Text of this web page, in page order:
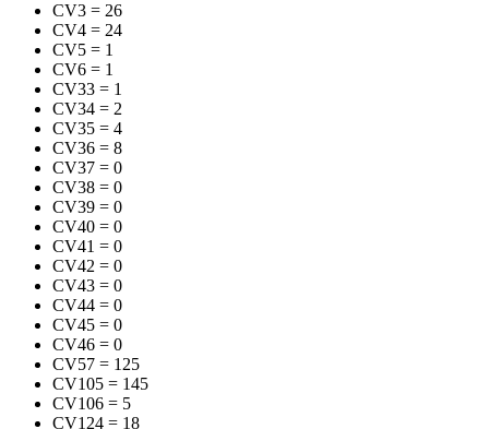
CV3 = 26
CV4 = 24
CV5 = 1
CV6 = 1
CV33 = 1
CV34 = 2
CV35 = 4
CV36 = 8
CV37 = 0
CV38 = 0
CV39 = 0
CV40 = 0
CV41 = 0
CV42 = 0
CV43 = 0
CV44 = 0
CV45 = 0
CV46 = 0
CV57 = 125
CV105 = 145
CV106 = 5
CV124 = 18